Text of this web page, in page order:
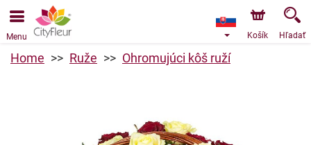
Objednávky prijímame prostredníctvom nášho e-shopu.
Najskorší možný termín doručenia je od 9.8.2026 z dôvodu
Menu Košík Hľadať
Home Ruže Ohromujúci kôš ruží